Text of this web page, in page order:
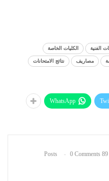
الفنية الكليات الخاصة
مصاريف نتائج الامتحانات
WhatsApp
89 Posts
0 Comments